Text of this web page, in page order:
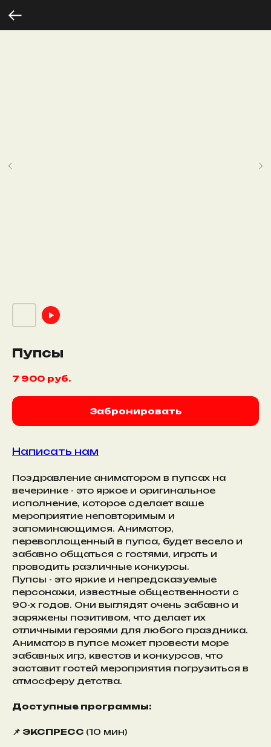
Пупсы
7 900 руб.
Забронировать
Написать нам
Поздравление аниматором в пупсах на
вечеринке - это яркое и оригинальное
исполнение, которое сделает ваше
мероприятие неповторимым и
запоминающимся. Аниматор,
перевоплощенный в пупса, будет весело и
забавно общаться с гостями, играть и
проводить различные конкурсы.
Пупсы - это яркие и непредсказуемые
персонажи, известные общественности с
90-х годов. Они выглядят очень забавно и
заряжены позитивом, что делает их
отличными героями для любого праздника.
Аниматор в пупсе может провести море
забавных игр, квестов и конкурсов, что
заставит гостей мероприятия погрузиться в
атмосферу детства.
Доступные программы:
📌 ЭКСПРЕСС (10 мин)